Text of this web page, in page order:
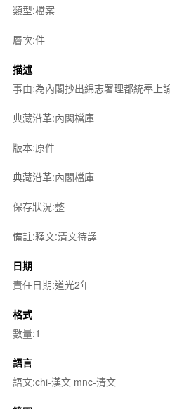
類型:檔案
層次:件
描述
事由:為內閣抄出綿志署理都統奉上
典藏沿革:內閣檔庫
版本:原件
典藏沿革:內閣檔庫
保存狀況:整
備註:釋文:清文待譯
日期
責任日期:道光2年
格式
數量:1
語言
語文:chi-漢文 mnc-清文